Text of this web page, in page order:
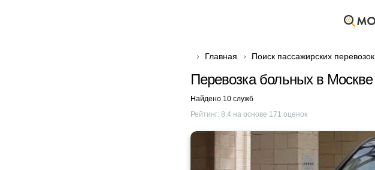
Главная Поиск пассажирских перевозок
Перевозка больных в Москве
Найдено 10 служб
Рейтинг: 8.4 на основе 171 оценок